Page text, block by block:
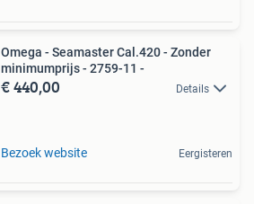
Omega - Seamaster Cal.420 - Zonder
minimumprijs - 2759-11 -
€ 440,00 Details
Bezoek website Eergisteren